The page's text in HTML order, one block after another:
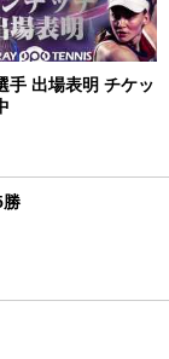
手 出場表明 チケッ
勝